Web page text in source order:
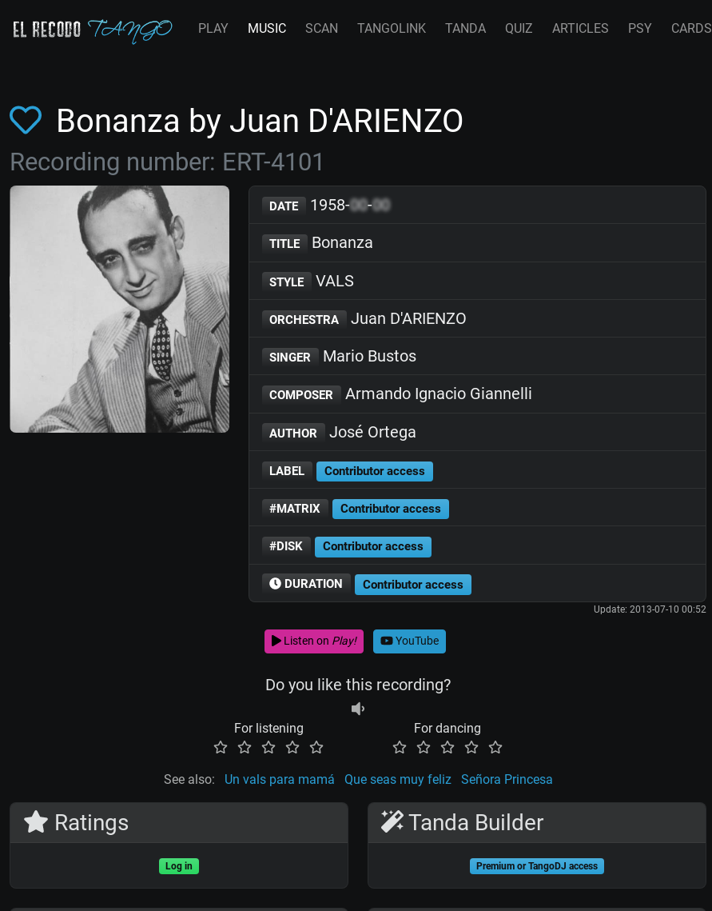
PLAY MUSIC SCAN TANGOLINK TANDA QUIZ ARTICLES PSY CARDS
Bonanza by Juan D'ARIENZO
Recording number: ERT-4101
DATE 1958-00-00
TITLE Bonanza
STYLE VALS
ORCHESTRA Juan D'ARIENZO
SINGER Mario Bustos
COMPOSER Armando Ignacio Giannelli
AUTHOR José Ortega
LABEL Contributor access
#MATRIX Contributor access
#DISK Contributor access
DURATION Contributor access
Update: 2013-07-10 00:52
Listen on Play! YouTube
Do you like this recording?
For listening For dancing
See also: Un vals para mamá Que seas muy feliz Señora Princesa
Ratings
Log in
Tanda Builder
Premium or TangoDJ access